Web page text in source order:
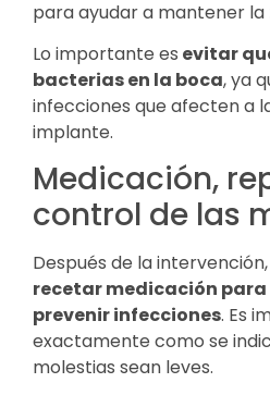
para ayudar a mantener la
Lo importante es evitar
bacterias en la boca, ya
infecciones que afecten a
implante.
Medicación,
control de las
Después de la
recetar medicación
prevenir infecciones. Es
exactamente como se
molestias sean leves.